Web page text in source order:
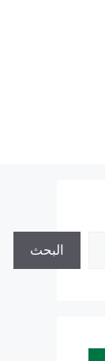
البحث